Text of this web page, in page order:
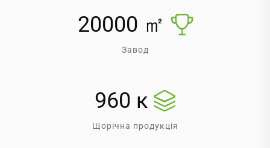
20000 ㎡
Завод
960 к
Щорічна продукція